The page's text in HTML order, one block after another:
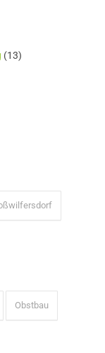
(13)
Obstbau